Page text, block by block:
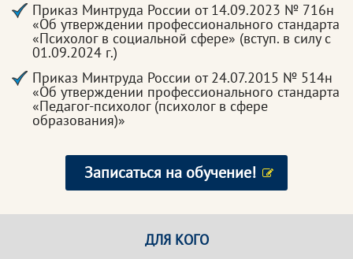
Приказ Минтруда России от 14.09.2023 № 716н
«Об утверждении профессионального стандарта
«Психолог в социальной сфере» (вступ. в силу с
01.09.2024 г.)
Приказ Минтруда России от 24.07.2015 № 514н
«Об утверждении профессионального стандарта
«Педагог-психолог (психолог в сфере
образования)»
Записаться на обучение!
ДЛЯ КОГО